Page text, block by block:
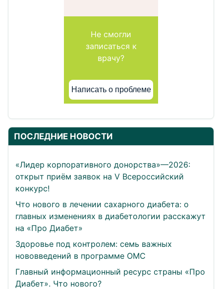
ПОСЛЕДНИЕ НОВОСТИ
«Лидер корпоративного донорства»—2026:
открыт приём заявок на V Всероссийский
конкурс!
Что нового в лечении сахарного диабета: о
главных изменениях в диабетологии расскажут
на «Про Диабет»
Здоровье под контролем: семь важных
нововведений в программе ОМС
Главный информационный ресурс страны «Про
Диабет». Что нового?
Не смогли
записаться к
врачу?
Написать о проблеме